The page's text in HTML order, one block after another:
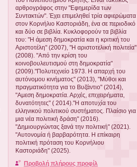
αρθρογράφος στην "Εφημερίδα των
Συντακτών". Έχει επιμεληθεί τρία αφιερώματα
στον Κορνήλιο Καστοριάδη, ένα σε περιοδικό
και δύο σε βιβλία. Κυκλοφορούν τα βιβλία
του: "Η άμεση δημοκρατία και η κριτική του
Αριστοτέλη" (2007), "Η αριστοτελική πολιτεία"
(2008). "Από την κρίση του
κοινοβουλευτισμού στη δημοκρατία"
(2009)."Πολυτεχνείο 1973. Η απαρχή του
αυτόνομου κινήματος" (2013), "Μύθοι και
πραγματικότητα για το Βυζάντιο" (2014),
"Αμεση δημοκρατία. Αρχές, επιχειρήματα,
δυνατότητες" ( 2014)."Η αποτυχία του
ελληνικού πολιτικού συστήματος. Πλαίσιο για
μια νέα πολιτική δράση" (2016).
"Δημιουργώντας ξανά την πολιτική" (2021).
"Αυτονομία ή βαρβαρότητα. Η επίκαιρη
πολιτική πρόταση του Κορνήλιου
Καστοριάδη" (2025).
Προβολή πλήρους προφίλ